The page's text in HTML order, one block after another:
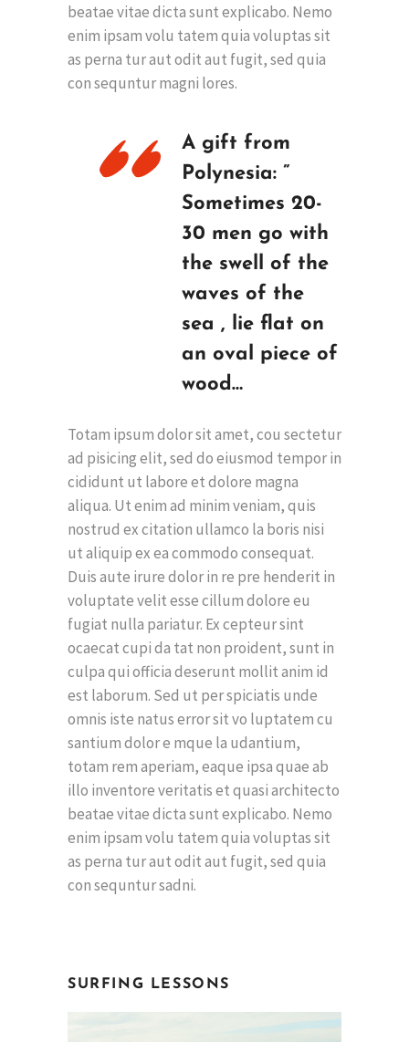
beatae vitae dicta sunt explicabo. Nemo
enim ipsam volu tatem quia voluptas sit
as perna tur aut odit aut fugit, sed quia
con sequntur magni lores.
A gift from
Polynesia: ”
Sometimes 20-
30 men go with
the swell of the
waves of the
sea , lie flat on
an oval piece of
wood…
Totam ipsum dolor sit amet, cou sectetur
ad pisicing elit, sed do eiusmod tempor in
cididunt ut labore et dolore magna
aliqua. Ut enim ad minim veniam, quis
nostrud ex citation ullamco la boris nisi
ut aliquip ex ea commodo consequat.
Duis aute irure dolor in re pre henderit in
voluptate velit esse cillum dolore eu
fugiat nulla pariatur. Ex cepteur sint
ocaecat cupi da tat non proident, sunt in
culpa qui officia deserunt mollit anim id
est laborum. Sed ut per spiciatis unde
omnis iste natus error sit vo luptatem cu
santium dolor e mque la udantium,
totam rem aperiam, eaque ipsa quae ab
illo inventore veritatis et quasi architecto
beatae vitae dicta sunt explicabo. Nemo
enim ipsam volu tatem quia voluptas sit
as perna tur aut odit aut fugit, sed quia
con sequntur sadni.
SURFING LESSONS